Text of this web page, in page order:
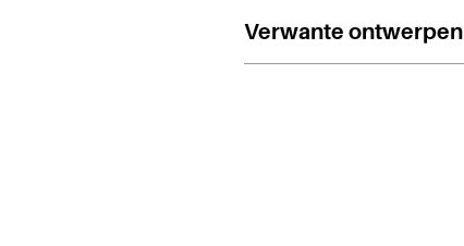
Verwante ontwerpen